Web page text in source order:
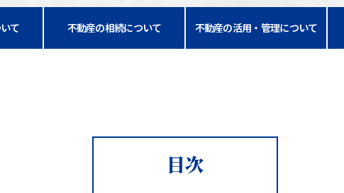
て 不動産の相続について 不動産の活用・管理について
目次